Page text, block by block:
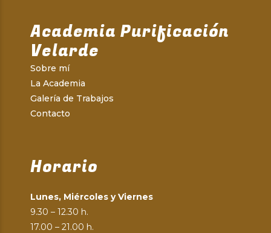
Academia Purificación
Velarde
Sobre mí
La Academia
Galería de Trabajos
Contacto
Horario
Lunes, Miércoles y Viernes
9.30 – 12.30 h.
17.00 – 21.00 h.